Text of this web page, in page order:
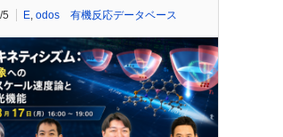
5 E odos 有機反応データベース